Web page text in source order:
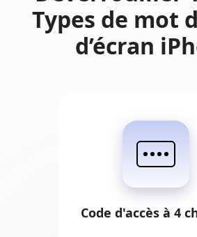
Types de mot
d’écran
Code d'accès à 4